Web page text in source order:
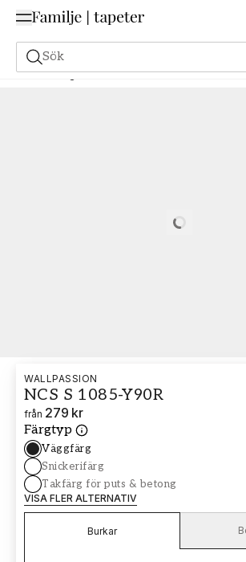
Sök
Målarfärg Beställ utifrån NCS Beställ utifrån
Loading…
WALLPASSION
NCS S 1085-Y90R
från 279 kr
Färgtyp
Väggfärg
Snickerifärg
Takfärg för puts & betong
VISA FLER ALTERNATIV
Burkar